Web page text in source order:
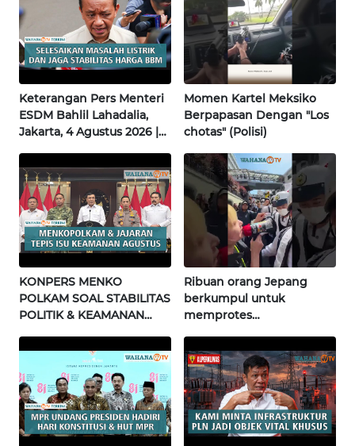
Keterangan Pers Menteri
ESDM Bahlil Lahadalia,
Jakarta, 4 Agustus 2026 |
Momen Kartel Meksiko
Berpapasan Dengan "Los
chotas" (Polisi)
KONPERS MENKO
POLKAM SOAL STABILITAS
POLITIK & KEAMANAN
Terkini
Ribuan orang Jepang
berkumpul untuk
memprotes
pertama di Fujisawa
WN
NUSANTARA
WN
JOGJA
WN
JATIM
WN
BALI
WN
KALBAR
WN
KALTARA